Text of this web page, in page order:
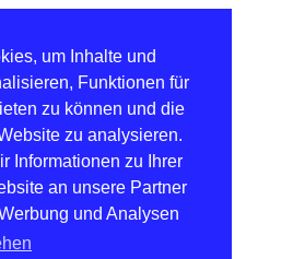
um Inhalte und
Funktionen für
zu können und die
zu analysieren.
Informationen zu Ihrer
an unsere Partner
und Analysen